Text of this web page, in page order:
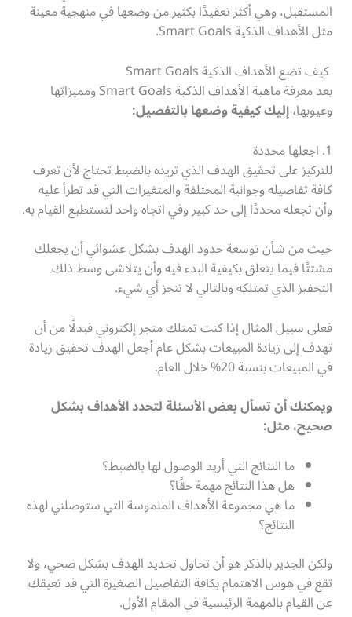
المستقبل، وهي أكثر تعقيدًا بكثير من وضعها في منهجية معينة
مثل الأهداف الذكية Smart Goals.
كيف تضع الأهداف الذكية Smart Goals
بعد معرفة ماهية الأهداف الذكية Smart Goals ومميزاتها
وعيوبها،إليك كيفية وضعها بالتفصيل:
1. اجعلها محددة
للتركيز على تحقيق الهدف الذي تريده بالضبط تحتاج لأن تعرف
كافة تفاصيله وجوانبة المختلفة والمتغيرات التي قد تطرأ عليه
وأن تجعله محددًا إلى حد كبير وفي اتجاه واحد لتستطيع القيام به.
حيث من شأن توسعة حدود الهدف بشكل عشوائي أن يجعلك
مشتتًا فيما يتعلق بكيفية البدء فيه وأن يتلاشى وسط ذلك
التحفيز الذي تمتلكه وبالتالي لا تنجز أي شيء.
فعلى سبيل المثال إذا كنت تمتلك متجر إلكتروني فبدلًا من أن
تهدف إلى زيادة المبيعات بشكل عام أجعل الهدف تحقيق زيادة
في المبيعات بنسبة 20% خلال العام.
ويمكنك أن تسأل بعض الأسئلة لتحدد الأهداف بشكل
صحيح، مثل:
ما النتائج التي أريد الوصول لها بالضبط؟
هل هذا النتائج مهمة حقًا؟
ما هي مجموعة الأهداف الملموسة التي ستوصلني لهذه
النتائج؟
ولكن الجدير بالذكر هو أن تحاول تحديد الهدف بشكل صحي، ولا
تقع في هوس الاهتمام بكافة التفاصيل الصغيرة التي قد تعيقك
عن القيام بالمهمة الرئيسية في المقام الأول.